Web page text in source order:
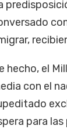
hecho, el
con el
para